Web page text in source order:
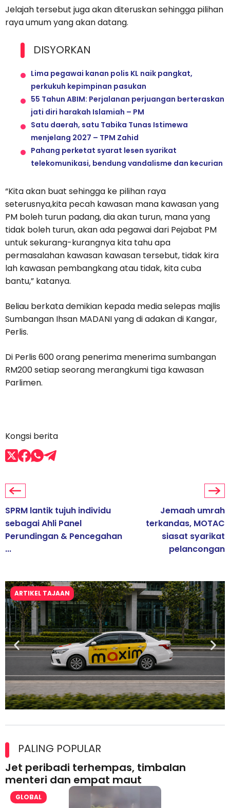
Jelajah tersebut juga akan diteruskan sehingga pilihan
raya umum yang akan datang.
DISYORKAN
Lima pegawai kanan polis KL naik pangkat,
perkukuh kepimpinan pasukan
55 Tahun ABIM: Perjalanan perjuangan berteraskan
jati diri harakah Islamiah – PM
Satu daerah, satu Tabika Tunas Istimewa
menjelang 2027 – TPM Zahid
Pahang perketat syarat lesen syarikat
telekomunikasi, bendung vandalisme dan kecurian
“Kita akan buat sehingga ke pilihan raya
seterusnya,kita pecah kawasan mana kawasan yang
PM boleh turun padang, dia akan turun, mana yang
tidak boleh turun, akan ada pegawai dari Pejabat PM
untuk sekurang-kurangnya kita tahu apa
permasalahan kawasan kawasan tersebut, tidak kira
lah kawasan pembangkang atau tidak, kita cuba
bantu,” katanya.
Beliau berkata demikian kepada media selepas majlis
Sumbangan Ihsan MADANI yang di adakan di Kangar,
Perlis.
Di Perlis 600 orang penerima menerima sumbangan
RM200 setiap seorang merangkumi tiga kawasan
Parlimen.
Kongsi berita
SPRM lantik tujuh individu
sebagai Ahli Panel
Perundingan & Pencegahan
...
Jemaah umrah
terkandas, MOTAC
siasat syarikat
pelancongan
ARTIKEL TAJAAN
lesen separuh pertama 2026
PALING POPULAR
Jet peribadi terhempas, timbalan
menteri dan empat maut
GLOBAL